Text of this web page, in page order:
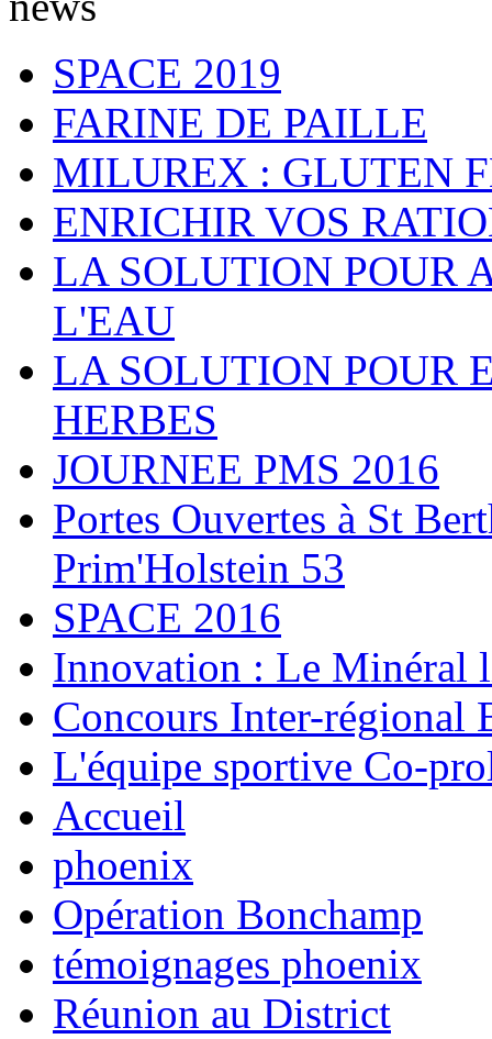
SPACE 2019
FARINE DE PAILLE
MILUREX : GLUTEN
ENRICHIR VOS
LA SOLUTION POUR
L'EAU
LA SOLUTION POUR
HERBES
JOURNEE PMS 2016
Portes Ouvertes à St
Prim'Holstein 53
SPACE 2016
Innovation : Le Minéral
Concours Inter-régional
L'équipe sportive Co-
Accueil
phoenix
Opération Bonchamp
témoignages phoenix
Réunion au District